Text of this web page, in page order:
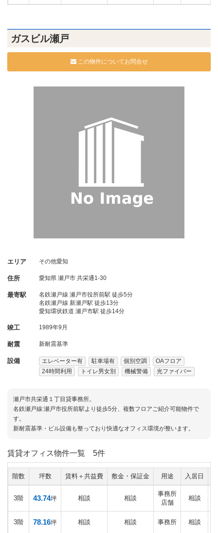
ガスビル瀬戸
この物件についてお問合せ
エリア その他愛知
住所 愛知県 瀬戸市 共栄通1-30
最寄駅
名鉄瀬戸線 瀬戸市役所前駅 徒歩5分
名鉄瀬戸線 新瀬戸駅 徒歩13分
愛知環状鉄道 瀬戸市駅 徒歩14分
竣工 1989年9月
耐震 新耐震基準
設備 エレベーター有 駐車場有 個別空調
OAフロア
24時間利用
トイレ男女別 機械警備 光ファイバー
瀬戸市共栄通１丁目貸事務所。
名鉄瀬戸線:瀬戸市役所前駅より徒歩5分、複数フロアご紹介可能物件で
す。
新耐震基準・ビル設備も整っており快適なオフィス環境が整います。
賃貸オフィス物件一覧 5件
階数 坪数 賃料＋共益費 敷金・保証金 用途 入居日
3階 43.74坪 相談 相談
事務所
店舗
相談
3階 78.16坪 相談 相談 事務所 相談